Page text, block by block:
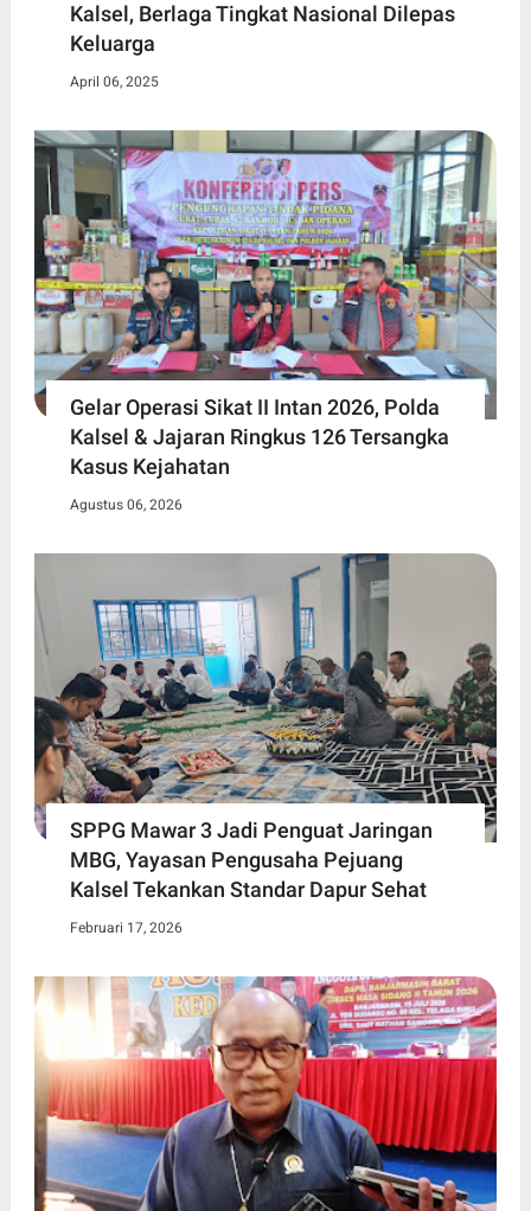
Kalsel, Berlaga Tingkat Nasional Dilepas
Keluarga
April 06, 2025
Gelar Operasi Sikat II Intan 2026, Polda
Kalsel & Jajaran Ringkus 126 Tersangka
Kasus Kejahatan
Agustus 06, 2026
SPPG Mawar 3 Jadi Penguat Jaringan
MBG, Yayasan Pengusaha Pejuang
Kalsel Tekankan Standar Dapur Sehat
Februari 17, 2026